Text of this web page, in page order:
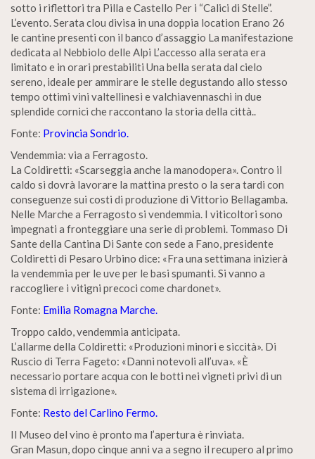
sotto i riflettori tra Pilla e Castello Per i “Calici di Stelle”.
L’evento. Serata clou divisa in una doppia location Erano 26
le cantine presenti con il banco d’assaggio La manifestazione
dedicata al Nebbiolo delle Alpi L’accesso alla serata era
limitato e in orari prestabiliti Una bella serata dal cielo
sereno, ideale per ammirare le stelle degustando allo stesso
tempo ottimi vini valtellinesi e valchiavennaschi in due
splendide cornici che raccontano la storia della città..
Fonte: Provincia Sondrio.
Vendemmia: via a Ferragosto.
La Coldiretti: «Scarseggia anche la manodopera». Contro il
caldo si dovrà lavorare la mattina presto o la sera tardi con
conseguenze sui costi di produzione di Vittorio Bellagamba.
Nelle Marche a Ferragosto si vendemmia. I viticoltori sono
impegnati a fronteggiare una serie di problemi. Tommaso Di
Sante della Cantina Di Sante con sede a Fano, presidente
Coldiretti di Pesaro Urbino dice: «Fra una settimana inizierà
la vendemmia per le uve per le basi spumanti. Si vanno a
raccogliere i vitigni precoci come chardonet».
Fonte: Emilia Romagna Marche.
Troppo caldo, vendemmia anticipata.
L’allarme della Coldiretti: «Produzioni minori e siccità». Di
Ruscio di Terra Fageto: «Danni notevoli all’uva». «È
necessario portare acqua con le botti nei vigneti privi di un
sistema di irrigazione».
Fonte: Resto del Carlino Fermo.
Il Museo del vino è pronto ma l’apertura è rinviata.
Gran Masun, dopo cinque anni va a segno il recupero al primo